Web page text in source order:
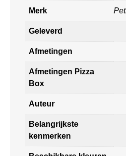
Merk
Geleverd
Afmetingen
Afmetingen Pizza
Box
Auteur
Belangrijkste
kenmerken